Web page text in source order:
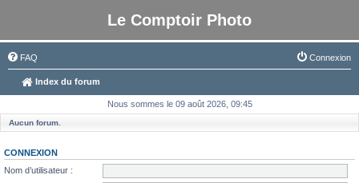
Le Comptoir Photo
FAQ Connexion
Index du forum
Nous sommes le 09 août 2026, 09:45
Aucun forum.
CONNEXION
Nom d’utilisateur :